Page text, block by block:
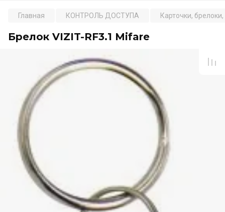
Главная КОНТРОЛЬ ДОСТУПА Карточки,
Брелок VIZIT-RF3.1 Mifare